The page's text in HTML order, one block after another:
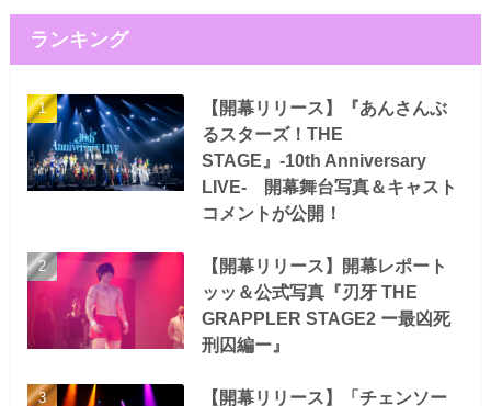
ランキング
【開幕リリース】『あんさんぶ
るスターズ！THE
STAGE』-10th Anniversary
LIVE- 開幕舞台写真＆キャスト
コメントが公開！
【開幕リリース】開幕レポート
ッッ＆公式写真『刃牙 THE
GRAPPLER STAGE2 ー最凶死
刑囚編ー』
【開幕リリース】「チェンソー